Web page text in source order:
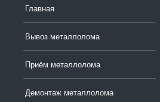
Главная
Вывоз металлолома
Приём металлолома
Демонтаж металлолома